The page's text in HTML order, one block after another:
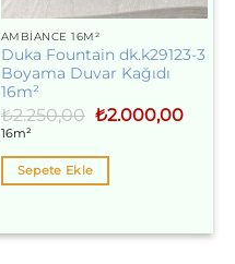
AMBIANCE 16M²
Duka Fountain dk.k29123-3
Boyama Duvar Kağıdı
16m²
₺2.250,00 Orijinal
fiyat:
₺2.000,00Şu
andaki
16m²
Sepete Ekle